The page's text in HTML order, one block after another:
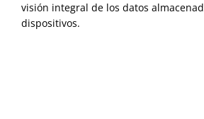
visión integral de los datos
dispositivos.